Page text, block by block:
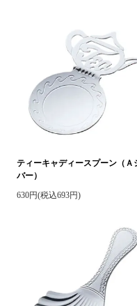
ティーキャディースプーン（Ａ
バー）
630円(税込693円)